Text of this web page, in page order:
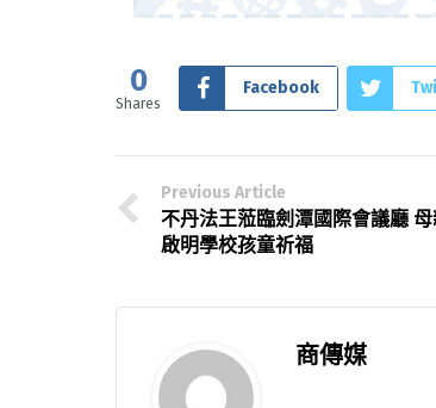
0
Shares
Facebook
Previous Article
不丹法王蒞臨劍潭國際會議廳
啟明學校孩童祈福
商傳媒